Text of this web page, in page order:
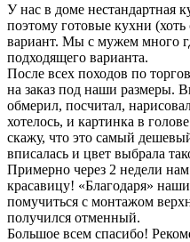
У нас в доме нестандартная
поэтому готовые кухни
вариант. Мы с мужем много
подходящего варианта.
После всех походов по
на заказ под наши размеры.
обмерил, посчитал,
хотелось, и картинка в
скажу, что это самый
вписалась и цвет выбрала
Примерно через 2 недели
красавицу! «Благодаря»
помучиться с монтажом
получился отменный.
Большое всем спасибо!